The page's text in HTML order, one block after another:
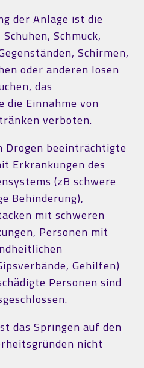
der Anlage ist die
Schmuck,
Schirmen,
oder anderen losen
das
die Einnahme von
verboten.
Drogen beeinträchtigte
Erkrankungen des
(zB schwere
Behinderung),
mit schweren
Personen mit
Gehilfen)
Personen sind
das Springen auf den
nicht